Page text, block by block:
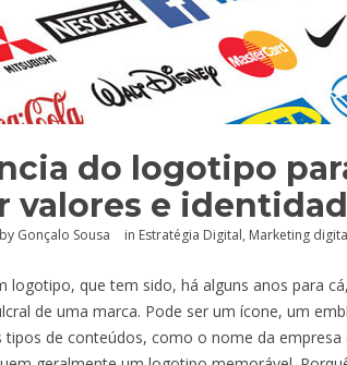
do logotipo
valores e
by Gonçalo Sousa in Estratégia Digital, Marketing
logotipo, que tem sido, há alguns anos para
de uma marca. Pode ser um ícone, um
de conteúdos, como o nome da